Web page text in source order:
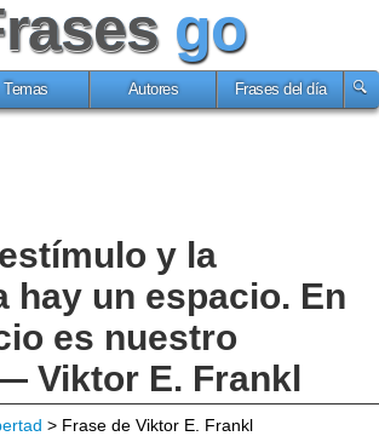
go
Temas Autores Frases del día
y la
hay un espacio. En
es nuestro
Viktor E. Frankl
> Frase de Viktor E. Frankl